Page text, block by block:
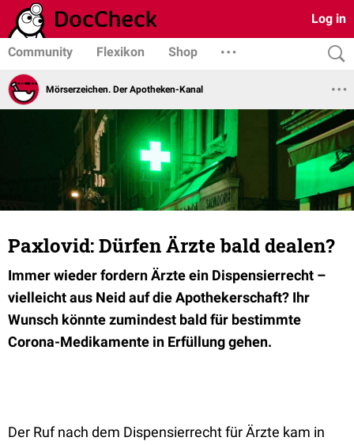
Log in
Community Flexikon Shop
Mörserzeichen. Der Apotheken-Kanal
Paxlovid: Dürfen Ärzte bald dealen?
Immer wieder fordern Ärzte ein Dispensierrecht –
vielleicht aus Neid auf die Apothekerschaft? Ihr
Wunsch könnte zumindest bald für bestimmte
Corona-Medikamente in Erfüllung gehen.
Der Ruf nach dem Dispensierrecht für Ärzte kam in